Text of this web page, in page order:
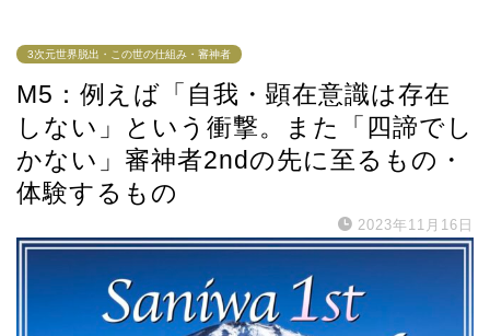
3次元世界脱出・この世の仕組み・審神者
M5：例えば「自我・顕在意識は存在
しない」という衝撃。また「四諦でし
かない」審神者2ndの先に至るもの・
体験するもの
2023年11月16日